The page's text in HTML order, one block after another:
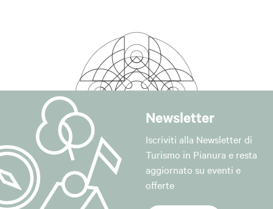
Newsletter
Iscriviti alla Newsletter di
Turismo in Pianura e resta
aggiornato su eventi e
offerte